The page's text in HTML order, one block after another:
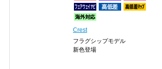
Crest
フラグシップモデル
新色登場